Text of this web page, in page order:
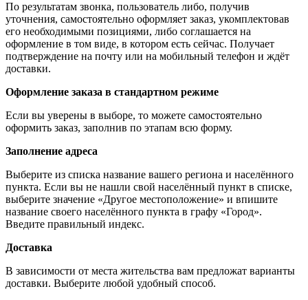
По результатам звонка, пользователь либо, получив
уточнения, самостоятельно оформляет заказ, укомплектовав
его необходимыми позициями, либо соглашается на
оформление в том виде, в котором есть сейчас. Получает
подтверждение на почту или на мобильный телефон и ждёт
доставки.
Оформление заказа в стандартном режиме
Если вы уверены в выборе, то можете самостоятельно
оформить заказ, заполнив по этапам всю форму.
Заполнение адреса
Выберите из списка название вашего региона и населённого
пункта. Если вы не нашли свой населённый пункт в списке,
выберите значение «Другое местоположение» и впишите
название своего населённого пункта в графу «Город».
Введите правильный индекс.
Доставка
В зависимости от места жительства вам предложат варианты
доставки. Выберите любой удобный способ.